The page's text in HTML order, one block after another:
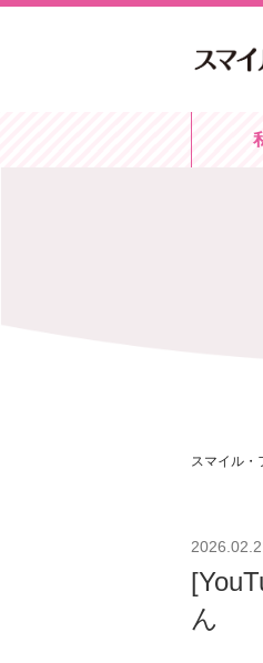
スマイル・
稿
ん